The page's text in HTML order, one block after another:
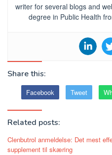
writer for several blogs and
degree in Public Health
Share this:
Facebook Tweet
Related posts:
Clenbutrol anmeldelse: Det mest
supplement til skæring